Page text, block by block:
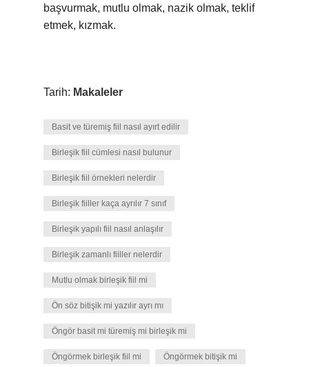
başvurmak, mutlu olmak, nazik olmak, teklif
etmek, kızmak.
Tarih: Makaleler
Basit ve türemiş fiil nasıl ayırt edilir
Birleşik fiil cümlesi nasıl bulunur
Birleşik fiil örnekleri nelerdir
Birleşik fiiller kaça ayrılır 7 sınıf
Birleşik yapılı fiil nasıl anlaşılır
Birleşik zamanlı fiiller nelerdir
Mutlu olmak birleşik fiil mi
Ön söz bitişik mi yazılır ayrı mı
Öngör basit mi türemiş mi birleşik mi
Öngörmek birleşik fiil mi Öngörmek bitişik mi